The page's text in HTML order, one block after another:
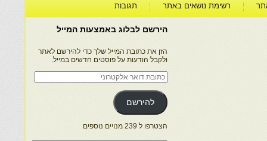
רשימת נושאים באתר תגובות
הירשם לבלוג באמצעות המייל
הזן את כתובת המייל שלך כדי להירשם לאתר
ולקבל הודעות על פוסטים חדשים במייל.
כתובת
דואר
אלקטרוני
להירשם
הצטרפו ל 239 מנויים נוספים